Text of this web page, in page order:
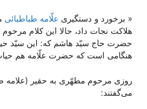
« برخورد و دستگيرى علّامه طباطبائى
هلاكت نجات داد، حالا اين كلام
حضرت حاج سيّد هاشم كه: اين سيّد
هنگامى است كه حضرت علّامه هم
روزى مرحوم مطهّرى به حقير (علامه
می‌‏گفتند: